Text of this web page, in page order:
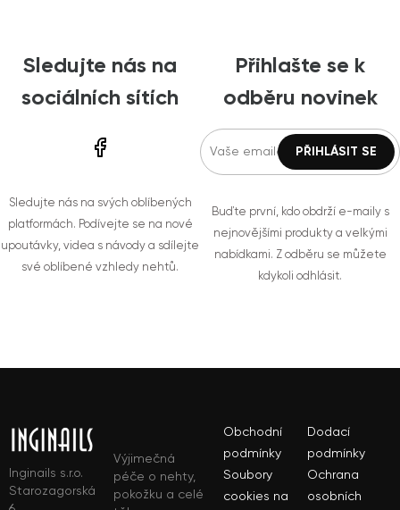
Sledujte nás na
sociálních sítích
Sledujte nás na svých oblíbených
platformách. Podívejte se na nové
upoutávky, videa s návody a sdílejte
své oblíbené vzhledy nehtů.
Přihlašte se k
odběru novinek
Buďte první, kdo obdrží e-maily s
nejnovějšími produkty a velkými
nabídkami. Z odběru se můžete
kdykoli odhlásit.
Inginails s.r.o.
Starozagorská
Výjimečná
péče o nehty,
pokožku a celé
Obchodní
podmínky
Dodací
podmínky
Soubory
cookies na
Ochrana
osobních